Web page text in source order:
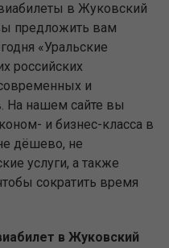
в Жуковский
предложить вам
«Уральские
российских
и
На нашем сайте вы
и бизнес-класса в
дёшево, не
услуги, а также
сократить время
в Жуковский